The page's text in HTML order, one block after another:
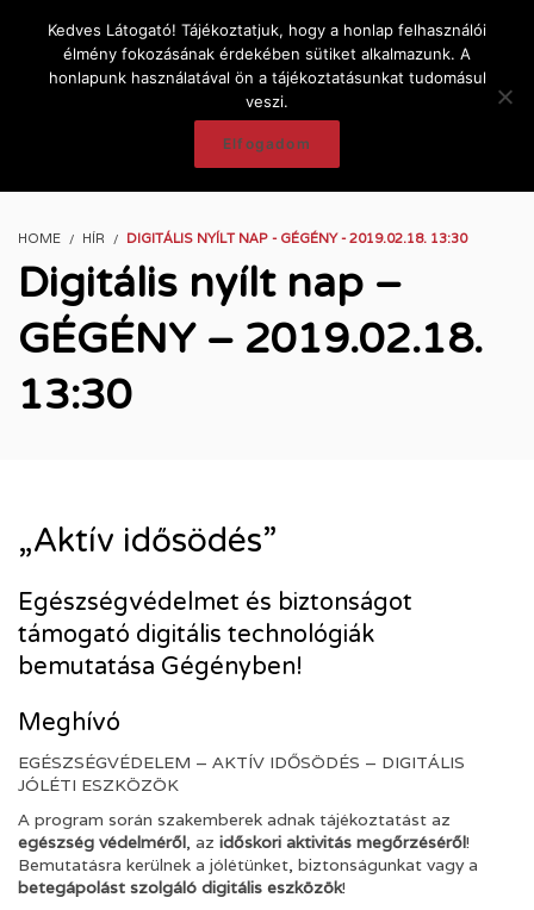
HOME HÍR DIGITÁLIS NYÍLT NAP - GÉGÉNY - 2019.02.18. 13:30
Digitális nyílt nap –
GÉGÉNY – 2019.02.18.
13:30
„Aktív idősödés”
Egészségvédelmet és biztonságot
támogató digitális technológiák
bemutatása Gégényben!
Meghívó
EGÉSZSÉGVÉDELEM – AKTÍV IDŐSÖDÉS – DIGITÁLIS
JÓLÉTI ESZKÖZÖK
A program során szakemberek adnak tájékoztatást az
egészség védelméről, az időskori aktivitás megőrzéséről!
Bemutatásra kerülnek a jólétünket, biztonságunkat vagy a
betegápolást szolgáló digitális eszközök!
Kedves Látogató! Tájékoztatjuk, hogy a honlap felhasználói
élmény fokozásának érdekében sütiket alkalmazunk. A
honlapunk használatával ön a tájékoztatásunkat tudomásul
veszi.
Elfogadom